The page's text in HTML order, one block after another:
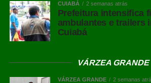
CUIABÁ 2 semanas atrás
Prefeitura intensifica
ambulantes e trailers
Cuiabá
VÁRZEA GRANDE
VÁRZEA GRANDE 2 semanas